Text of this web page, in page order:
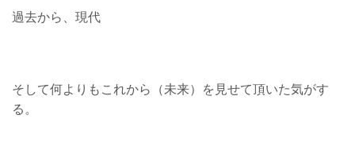
過去から、現代
そして何よりもこれから（未来）を見せて頂いた気がす
る。